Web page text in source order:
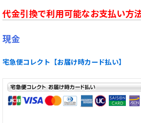
代金引換で利用可能なお支払い方
現金
宅急便コレクト【お届け時カード払い】